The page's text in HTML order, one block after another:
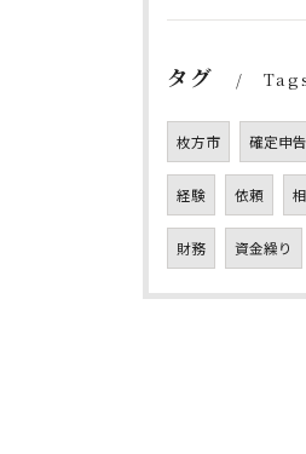
タグ
枚方市 確定申告
経験 依頼
財務 資金繰り